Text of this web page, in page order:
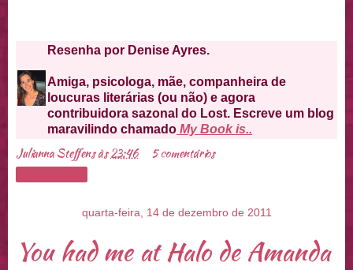
Resenha por Denise Ayres.
Amiga, psicologa, mãe, companheira de
loucuras literárias (ou não) e agora
contribuidora sazonal do Lost. Escreve um blog
maravilindo chamado My Book is..
Julianna Steffensàs23:46 5 comentários
quarta-feira, 14 de dezembro de 2011
You had me at Halo de Amanda